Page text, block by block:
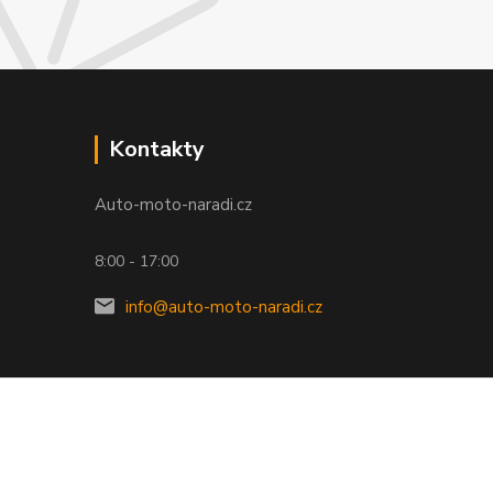
Kontakty
Auto-moto-naradi.cz
8:00 - 17:00
info@auto-moto-naradi.cz